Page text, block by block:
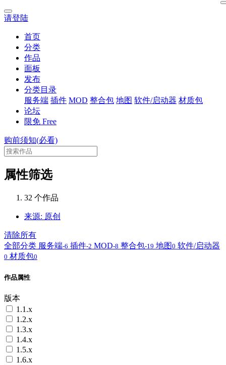
请登陆
首页
分类
作品
面板
发布
分类目录
服务端 插件 MOD 整合包 地图 软件/启动器 材质包
论坛
限免 Free
购前须知(必看)
属性筛选
32 个作品
来源: 原创
清除所有
全部分类 服务端-6 插件-2 MOD-8 整合包-19 地图0 软件/启动器
0 材质包0
作品属性
版本
1.1.x
1.2.x
1.3.x
1.4.x
1.5.x
1.6.x